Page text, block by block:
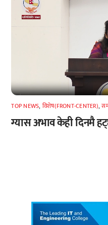
TOP NEWS, विशेष(FRONT-CENTER),
ग्यास अभाव केही दिनमै